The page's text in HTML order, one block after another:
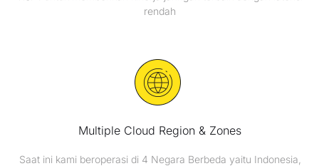
rendah
Multiple Cloud Region & Zones
Saat ini kami beroperasi di 4 Negara Berbeda yaitu Indonesia,